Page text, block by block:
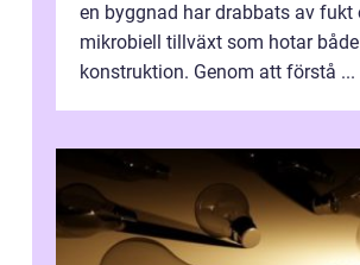
en byggnad har drabbats av fukt
mikrobiell tillväxt som hotar
konstruktion. Genom att förstå ...